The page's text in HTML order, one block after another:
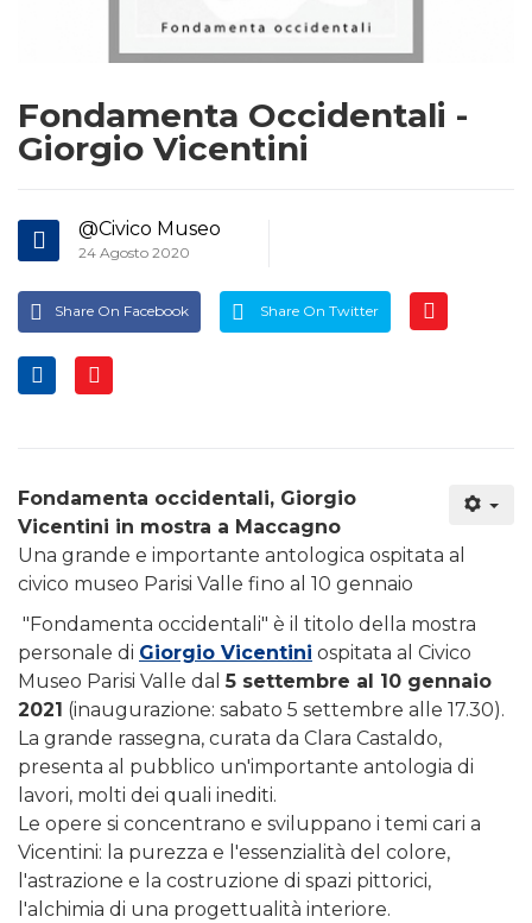
Fondamenta Occidentali -
Giorgio Vicentini
@Civico Museo
24 Agosto 2020
Share On Facebook Share On Twitter
Fondamenta occidentali, Giorgio
Vicentini in mostra a Maccagno
Una grande e importante antologica ospitata al
civico museo Parisi Valle fino al 10 gennaio
"Fondamenta occidentali" è il titolo della mostra
personale di Giorgio Vicentini ospitata al Civico
Museo Parisi Valle dal5 settembre al 10 gennaio
2021 (inaugurazione: sabato 5 settembre alle 17.30).
La grande rassegna, curata da Clara Castaldo,
presenta al pubblico un'importante antologia di
lavori, molti dei quali inediti.
Le opere si concentrano e sviluppano i temi cari a
Vicentini: la purezza e l'essenzialità del colore,
l'astrazione e la costruzione di spazi pittorici,
l'alchimia di una progettualità interiore.